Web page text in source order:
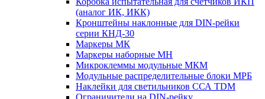
(аналог ИК, ИКК)
Кронштейны наклонные для DIN-рейки
серии КНД-30
Маркеры МК
Маркеры наборные МН
Микроклеммы модульные МКМ
Модульные распределительные блоки МРБ
Наклейки для светильников ССА TDM
Ограничители на DIN-рейку